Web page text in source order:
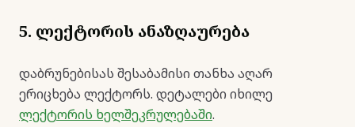
5. ლექტორის ანაზღაურება
დაბრუნებისას შესაბამისი თანხა აღარ
ერიცხება ლექტორს. დეტალები იხილე
ლექტორის ხელშეკრულებაში.